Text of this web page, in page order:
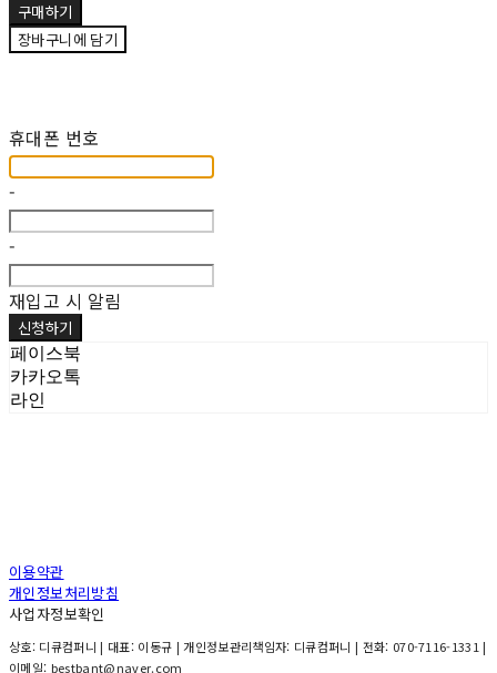
구매하기
장바구니에 담기
휴대폰 번호
-
-
재입고 시 알림
신청하기
페이스북
카카오톡
라인
이용약관
개인정보처리방침
사업자정보확인
상호: 디큐컴퍼니 | 대표: 이동규 | 개인정보관리책임자: 디큐컴퍼니 | 전화: 070-7116-1331 |
이메일: bestbant@naver.com